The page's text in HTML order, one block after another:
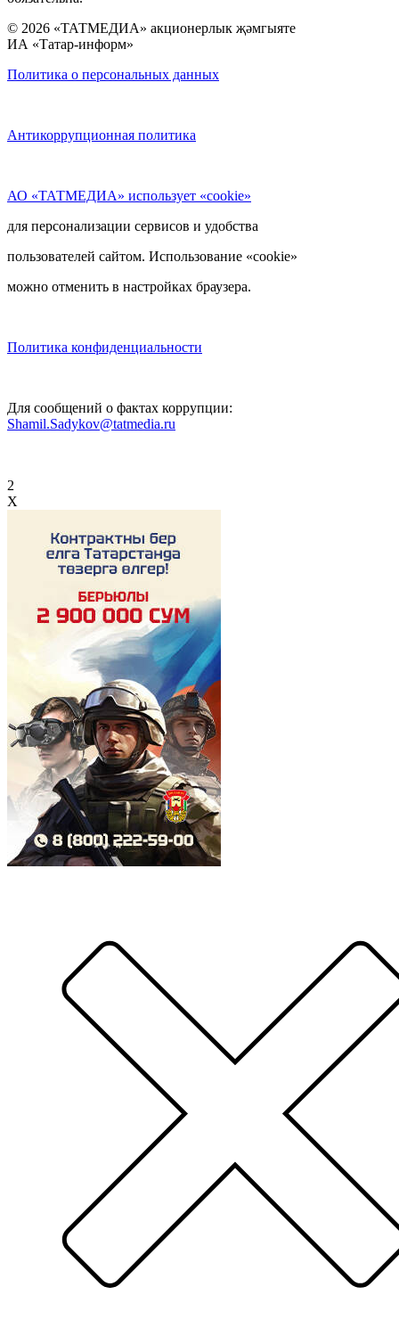
© 2026 «ТАТМЕДИА» акционерлык җәмгыяте
ИА «Татар-информ»
Политика о персональных данных
Антикоррупционная политика
АО «ТАТМЕДИА» использует «cookie»
для персонализации сервисов и удобства
пользователей сайтом. Использование «cookie»
можно отменить в настройках браузера.
Политика конфиденциальности
Для сообщений о фактах коррупции:
Shamil.Sadykov@tatmedia.ru
2
X